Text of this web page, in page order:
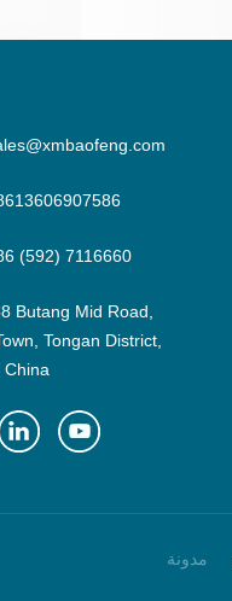
(592) 7116660
Butang Mid Road,
Tongan District,
China
مدونة